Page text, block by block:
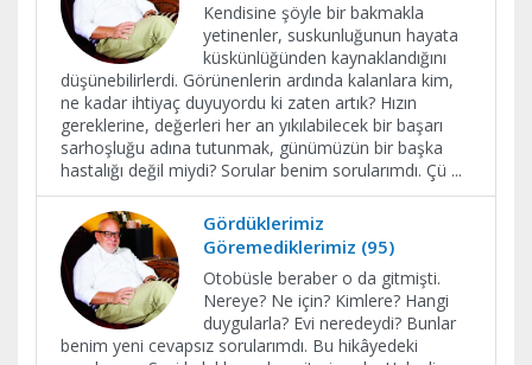
Kendisine şöyle bir bakmakla
yetinenler, suskunluğunun hayata
küskünlüğünden kaynaklandığını
düşünebilirlerdi. Görünenlerin ardında kalanlara kim,
ne kadar ihtiyaç duyuyordu ki zaten artık? Hızın
gereklerine, değerleri her an yıkılabilecek bir başarı
sarhoşluğu adına tutunmak, günümüzün bir başka
hastalığı değil miydi? Sorular benim sorularımdı. Çü ...
Gördüklerimiz
Göremediklerimiz (95)
Otobüsle beraber o da gitmişti.
Nereye? Ne için? Kimlere? Hangi
duygularla? Evi neredeydi? Bunlar
benim yeni cevapsız sorularımdı. Bu hikâyedeki